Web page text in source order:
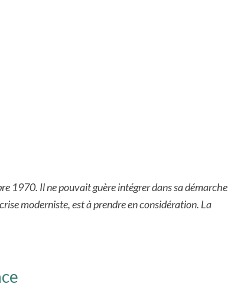
1970. Il ne pouvait guère intégrer dans sa démarche
moderniste, est à prendre en considération. La